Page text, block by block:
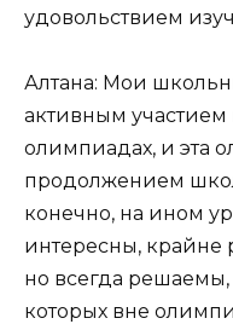
удовольствием
Алтана: Мои
активным участием
олимпиадах, и эта
продолжением
конечно, на ином
интересны, крайне
но всегда решаемы,
которых вне